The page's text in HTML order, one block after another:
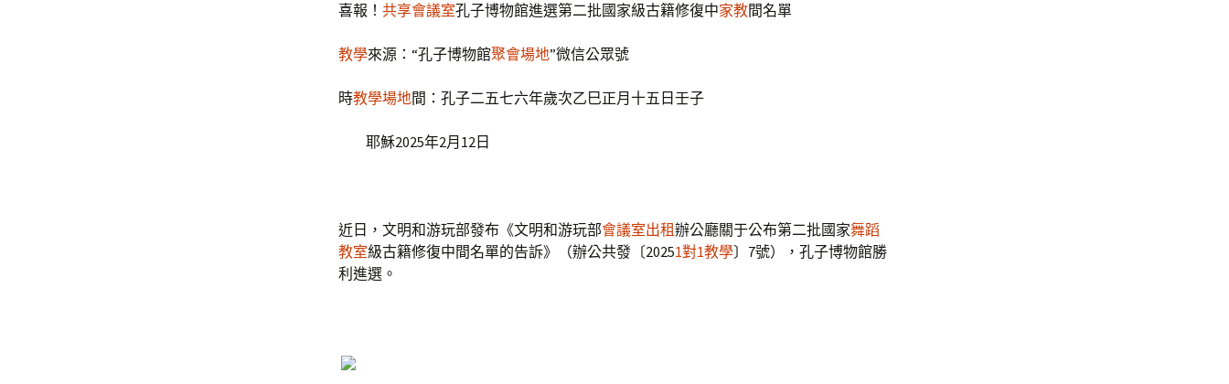
喜報！ 共享會議室孔子博物館進選第二批國家級古籍修復中家教間名單
教學來源：“孔子博物館聚會場地”微信公眾號
時教學場地間：孔子二五七六年歲次乙巳正月十五日壬子
耶穌2025年2月12日
近日，文明和游玩部發布《文明和游玩部會議室出租辦公廳關于公布第二批國家舞蹈
教室級古籍修復中間名單的告訴》（辦公共發〔20251對1教學〕7號），孔子博物館勝
利進選。